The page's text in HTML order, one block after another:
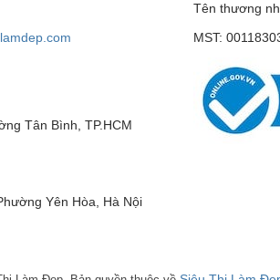
Tân Bình, TP.HCM
Yên Hòa, Hà Nội
Tên thương
MST: